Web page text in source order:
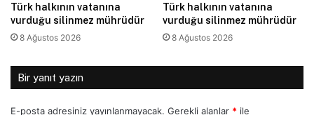
Türk halkının vatanına
vurduğu silinmez mührüdür
8 Ağustos 2026
Türk halkının vatanına
vurduğu silinmez mührüdür
8 Ağustos 2026
Bir yanıt yazın
E-posta adresiniz yayınlanmayacak. Gerekli alanlar * ile